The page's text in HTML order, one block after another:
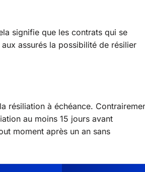
signifie que les contrats qui se
assurés la possibilité de résilier
résiliation à échéance.
au moins 15 jours avant
moment après un an sans